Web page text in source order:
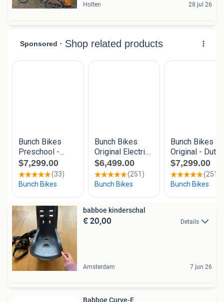
Holten 28 jul 26
babboe kinderschal
€ 20,00 Details
Amsterdam 7 jun 26
Babboe Curve-E